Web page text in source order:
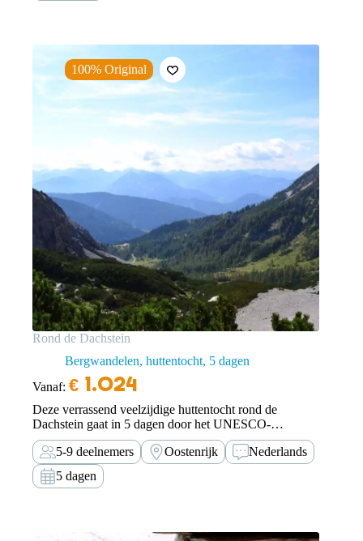
100% Original
Rond de Dachstein
Bergwandelen, huttentocht 5 dagen
Vanaf: € 1.024
Deze verrassend veelzijdige huttentocht rond de
Dachstein gaat in 5 dagen door het UNESCO-
Werelderfgoedgebied Hallstatt-Dachstein.
5-9 deelnemers
Oostenrijk
Nederlands
5 dagen